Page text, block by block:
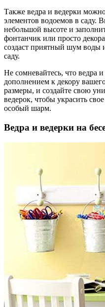
Также ведра и ведерки
элементов водоемов в саду.
небольшой высоте и
фонтанчик или просто
создаст приятный шум
саду.
Не сомневайтесь, что ведра
дополнением к декору
размеры, и создайте свою
ведерок, чтобы украсить
особый шарм.
Ведра и ведерки на